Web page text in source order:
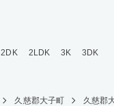
2DK 2LDK 3K
3DK
久慈郡大子町 久慈郡